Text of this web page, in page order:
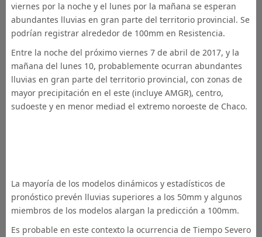
viernes por la noche y el lunes por la mañana se esperan
abundantes lluvias en gran parte del territorio provincial. Se
podrían registrar alrededor de 100mm en Resistencia.
Entre la noche del próximo viernes 7 de abril de 2017, y la
mañana del lunes 10, probablemente ocurran abundantes
lluvias en gran parte del territorio provincial, con zonas de
mayor precipitación en el este (incluye AMGR), centro,
sudoeste y en menor mediad el extremo noroeste de Chaco.
La mayoría de los modelos dinámicos y estadísticos de
pronóstico prevén lluvias superiores a los 50mm y algunos
miembros de los modelos alargan la predicción a 100mm.
Es probable en este contexto la ocurrencia de Tiempo Severo